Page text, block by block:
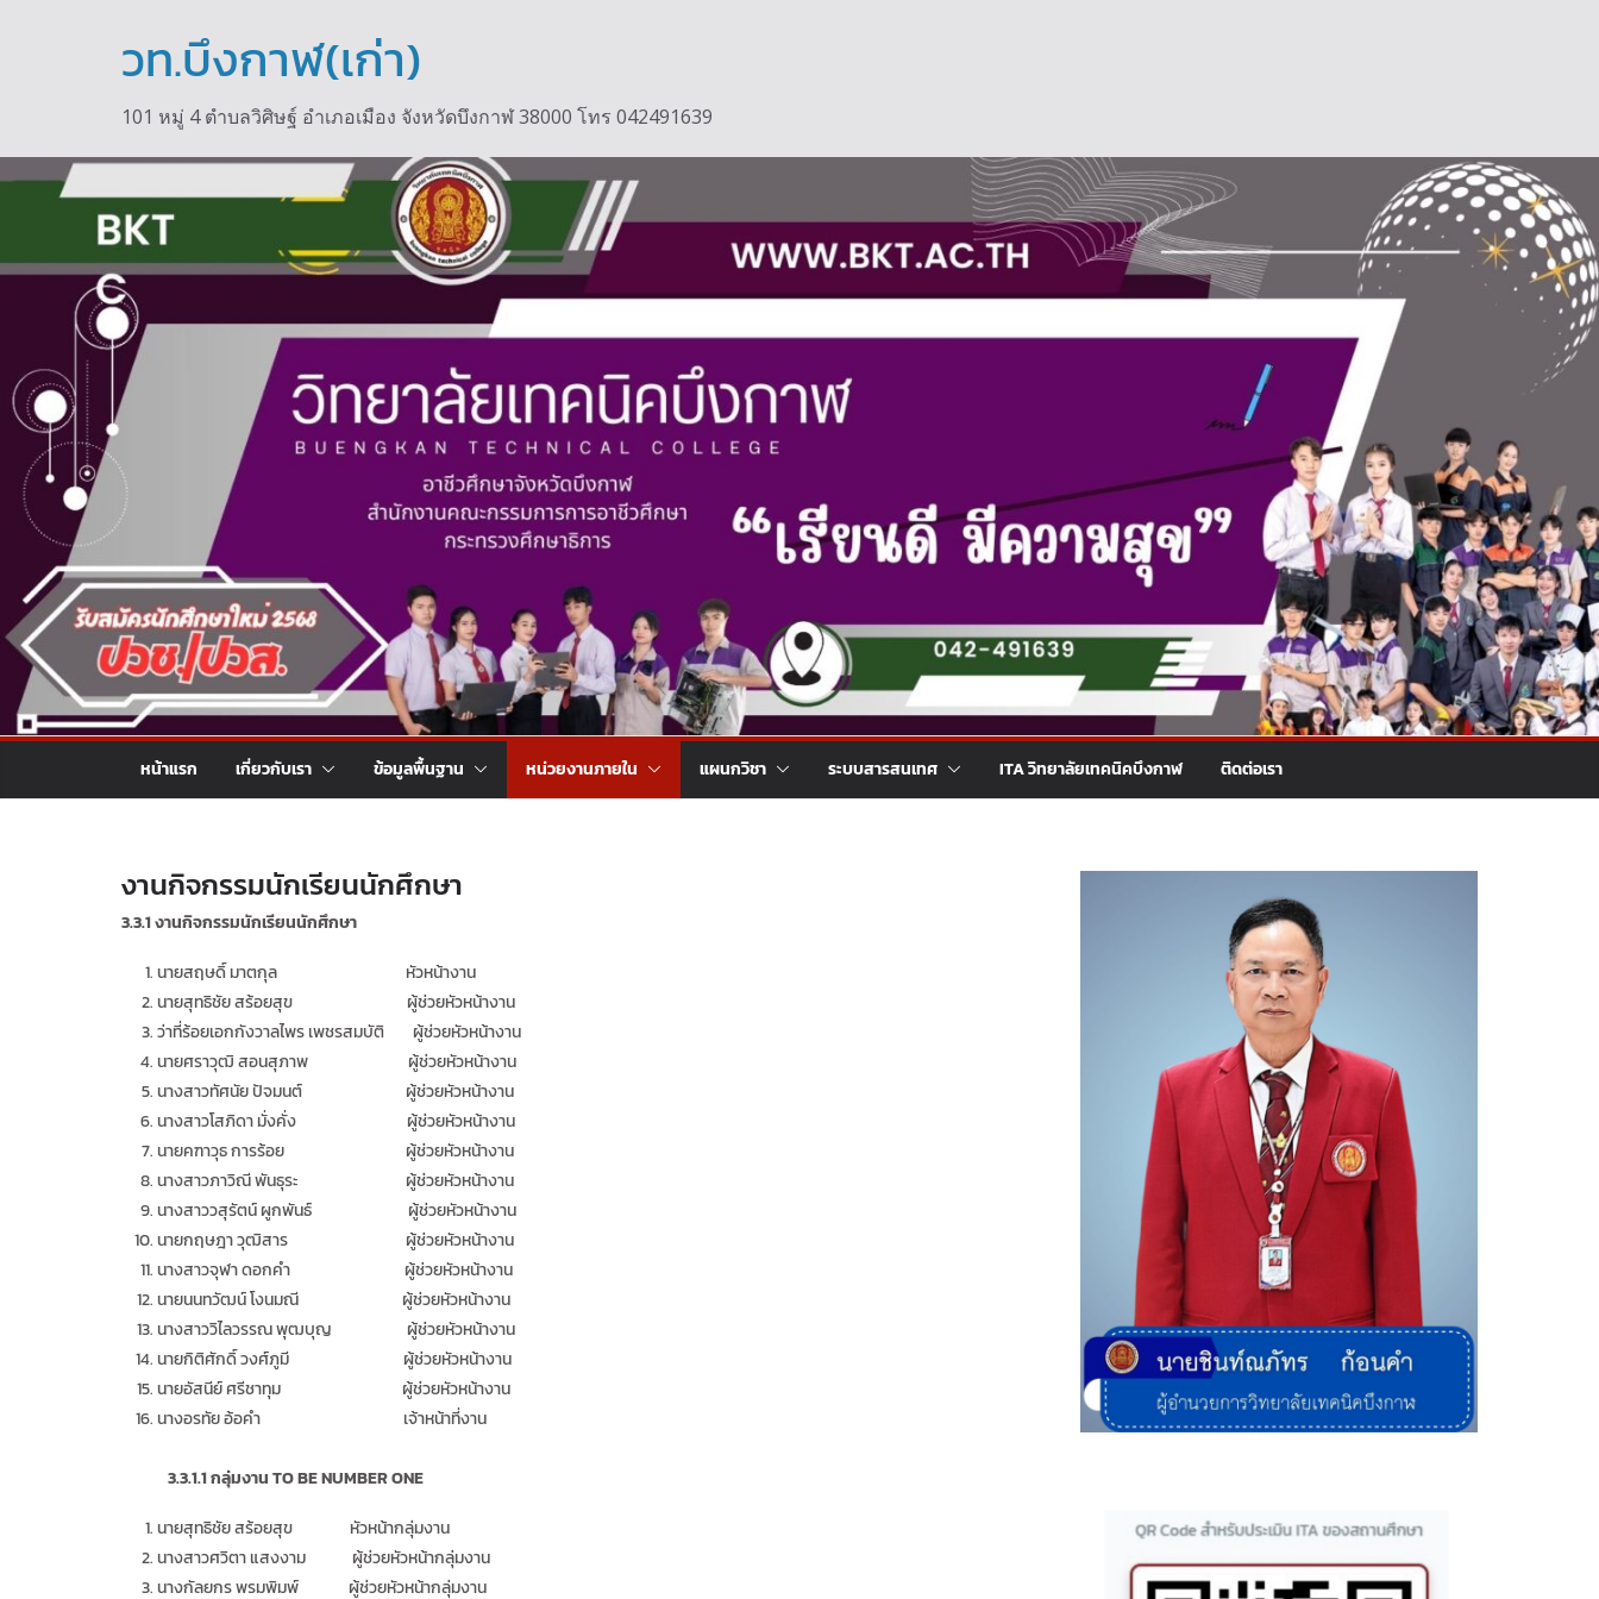
วท.บึงกาฬ(เก่า)
101 หมู่ 4 ตำบลวิศิษฐ์ อำเภอเมือง จังหวัดบึงกาฬ 38000 โทร 042491639
หน้าแรก เกี่ยวกับเรา ข้อมูลพื้นฐาน หน่วยงานภายใน แผนกวิชา ระบบสารสนเทศ ITA วิทยาลัยเทคนิคบึงกาฬ ติดต่อเรา
งานกิจกรรมนักเรียนนักศึกษา
3.3.1งานกิจกรรมนักเรียนนักศึกษา
นายสฤษดิ์ มาตกุล หัวหน้างาน
นายสุทธิชัย สร้อยสุข ผู้ช่วยหัวหน้างาน
ว่าที่ร้อยเอกกังวาลไพร เพชรสมบัติ ผู้ช่วยหัวหน้างาน
นายศราวุฒิ สอนสุภาพ ผู้ช่วยหัวหน้างาน
นางสาวทัศนัย ปัจมนต์ ผู้ช่วยหัวหน้างาน
นางสาวโสภิดา มั่งคั่ง ผู้ช่วยหัวหน้างาน
นายคฑาวุธ การร้อย ผู้ช่วยหัวหน้างาน
นางสาวภาวิณี พันธุระ ผู้ช่วยหัวหน้างาน
นางสาววสุรัตน์ ผูกพันธ์ ผู้ช่วยหัวหน้างาน
นายกฤษฎา วุฒิสาร ผู้ช่วยหัวหน้างาน
นางสาวจุฬา ดอกคำ ผู้ช่วยหัวหน้างาน
นายนนทวัฒน์ โงนมณี ผู้ช่วยหัวหน้างาน
นางสาววิไลวรรณ พุฒบุญ ผู้ช่วยหัวหน้างาน
นายกิติศักดิ์ วงศ์ภูมี ผู้ช่วยหัวหน้างาน
นายอัสนีย์ ศรีชาทุม ผู้ช่วยหัวหน้างาน
นางอรทัย อ้อคำ เจ้าหน้าที่งาน
3.3.1.1กลุ่มงานTO BE NUMBER ONE
นายสุทธิชัย สร้อยสุข หัวหน้ากลุ่มงาน
นางสาวศวิตา แสงงาม ผู้ช่วยหัวหน้ากลุ่มงาน
นางกัลยกร พรมพิมพ์ ผู้ช่วยหัวหน้ากลุ่มงาน